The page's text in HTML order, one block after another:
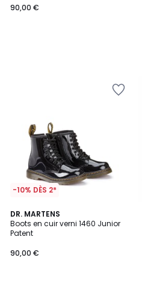
90,00 €
-10% DÈS 2*
DR. MARTENS
Boots en cuir verni 1460 Junior
Patent
90,00 €
4,7
/ 5